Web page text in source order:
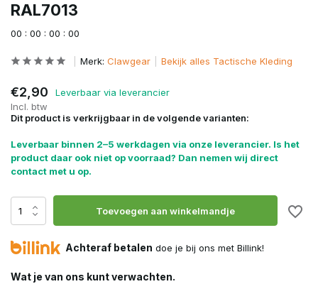
RAL7013
00 : 00 : 00 : 00
Merk: Clawgear Bekijk alles Tactische Kleding
€2,90
Leverbaar via leverancier
Incl. btw
Dit product is verkrijgbaar in de volgende varianten:
Leverbaar binnen 2–5 werkdagen via onze leverancier. Is het
product daar ook niet op voorraad? Dan nemen wij direct
contact met u op.
Toevoegen aan winkelmandje
Achteraf betalen doe je bij ons met Billink!
Wat je van ons kunt verwachten.